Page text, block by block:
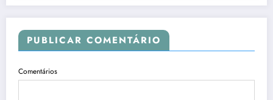
PUBLICAR COMENTÁRIO
Comentários